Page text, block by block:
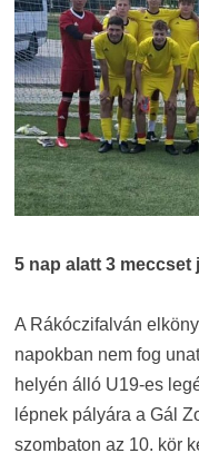
5 nap alatt 3 meccset
A Rákóczifalván
napokban nem fog
helyén álló U19-es
lépnek pályára a Gál
szombaton az 10. kör